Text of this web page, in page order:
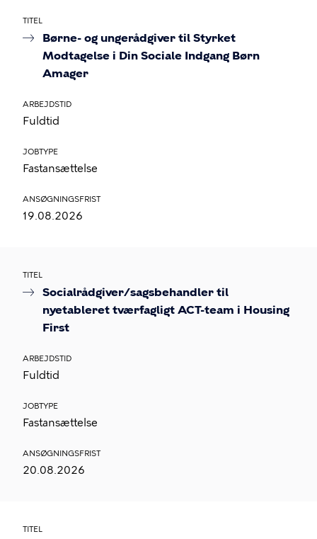
TITEL
Børne- og ungerådgiver til Styrket
Modtagelse i Din Sociale Indgang Børn
Amager
ARBEJDSTID
Fuldtid
JOBTYPE
Fastansættelse
ANSØGNINGSFRIST
19.08.2026
TITEL
Socialrådgiver/sagsbehandler til
nyetableret tværfagligt ACT-team i Housing
First
ARBEJDSTID
Fuldtid
JOBTYPE
Fastansættelse
ANSØGNINGSFRIST
20.08.2026
TITEL